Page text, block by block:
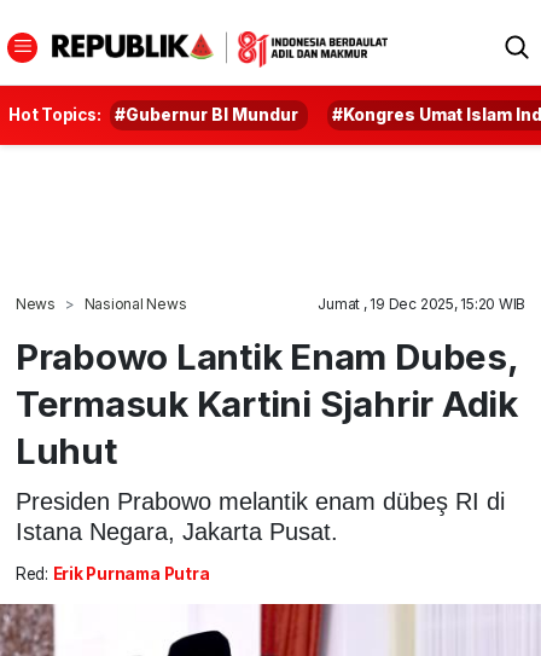
Hot Topics: #Gubernur BI Mundur #Kongres Umat Islam
News Nasional News Jumat , 19 Dec 2025, 15:20 WIB
Prabowo Lantik Enam Dubes,
Termasuk Kartini Sjahrir Adik
Luhut
Presiden Prabowo melantik enam dübeş RI di
Istana Negara, Jakarta Pusat.
Red: Erik Purnama Putra